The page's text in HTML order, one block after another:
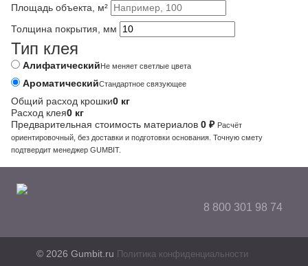
Площадь объекта, м²
Толщина покрытия, мм
Тип клея
АлифатическийНе меняет светлые цвета
АроматическийСтандартное связующее
Общий расход крошки0 кг
Расход клея0 кг
Предварительная стоимость материалов 0 ₽ Расчёт
ориентировочный, без доставки и подготовки основания. Точную смету
подтвердит менеджер GUMBIT.
8 800 301 98 74
© 2026 Gumbit.ru Политика конфиденциальности